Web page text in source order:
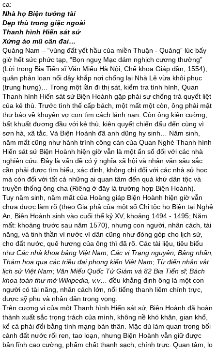
ca:
Nhà họ Biện tướng tài
Dẹp thù trong giặc ngoài
Thanh hình Hiến sát sứ
Xứng áo mũ cân đai…
Quảng Nam – “vùng đất yết hầu của miền Thuận - Quảng” lúc bấy
giờ hết sức phức tạp, “Bọn nguỵ Mạc dám nghịch cương thường”
(Lời trong Bia Tiến sĩ Văn Miếu Hà Nội, Chế khoa Giáp dần, 1554),
quân phản loạn nổi dậy khắp nơi chống lại Nhà Lê vừa khôi phục
(trung hưng)… Trong một lần đi thị sát, kiểm tra tình hình, Quan
Thanh hình Hiến sát sứ Biện Hoành gặp phải sự chống trả quyết liệt
của kẻ thù. Trước tình thế cấp bách, một mất một còn, ông phải mật
thư báo về khuyên vợ con tìm cách lánh nạn. Còn ông kiên cường,
bất khuất đương đầu với kẻ thù, kiên quyết chiến đấu đến cùng vì
sơn hà, xã tắc. Và Biện Hoành đã anh dũng hy sinh… Năm sinh,
năm mất cũng như hành trình công cán của Quan Nghè Thanh hình
Hiến sát sứ Biện Hoành hiện giờ vẫn là một ẩn số đối với các nhà
nghiên cứu. Đây là vấn đề có ý nghĩa xã hội và nhân văn sâu sắc
cần phải được tìm hiểu, xác định, không chỉ đối với các nhà sử học
mà còn đối với tất cả những ai quan tâm đến quá khứ dân tộc và
truyền thống ông cha (Riêng ở đây là trường hợp Biện Hoành).
Tuy năm sinh, năm mất của Hoàng giáp Biện Hoành hiện giờ vẫn
chưa được làm rõ (theo Gia phả của một số Chi tộc họ Biện tại Nghệ
An, Biện Hoành sinh vào cuối thế kỷ XV, khoảng 1494 - 1495; Năm
mất: khoảng trước sau năm 1570), nhưng con người, nhân cách, tài
năng, và tinh thần vì nước vì dân cũng như đóng góp cho lịch sử,
cho đất nước, quê hương của ông thì đã rõ. Các tài liệu, tiêu biểu
như Các nhà khoa bảng Việt Nam; Các vị Trạng nguyên, Bảng nhãn,
Thám hoa qua các triều đại phong kiến Việt Nam; Từ điển nhân vật
lịch sử Việt Nam; Văn Miếu Quốc Tử Giám và 82 Bia Tiến sĩ; Bách
khoa toàn thư mở Wikipedia, v.v… đều khẳng định ông là một con
người có tài năng, nhân cách lớn, nổi tiếng thanh liêm chính trực,
được sỹ phu và nhân dân trọng vọng.
Trên cương vị của một Thanh hình Hiến sát sứ, Biện Hoành đã hoàn
thành xuất sắc trọng trách của mình, không nề khó khăn, gian khổ,
kể cả phải đổi bằng tính mạng bản thân. Mặc dù làm quan trong bối
cảnh đất nước rối ren, tao loạn, nhưng Biện Hoành vẫn giữ được
bản lĩnh cao cường, phẩm chất thanh sạch, chính trực. Quan tâm, lo